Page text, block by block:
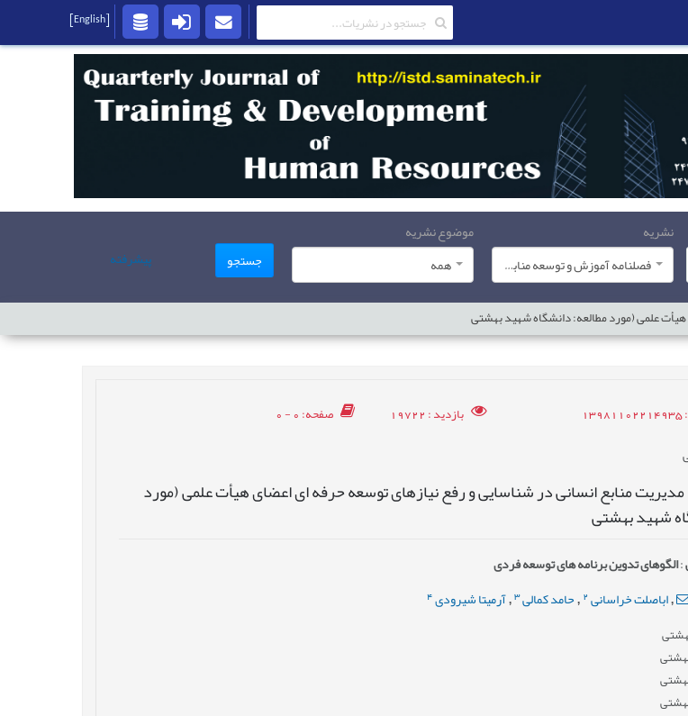
نشریه
فصلنامه آموزش و توسعه منابع انسانی
موضوع نشریه
همه
جستجو پیشرفته
علمی (مورد مطالعه: دانشگاه شهید بهشتی
: 13981102214935 بازدید: 19722 صفحه: 0 - 0
منابع انسانی در شناسایی و رفع نیازهای توسعه حرفه ای اعضای هیأت علمی (مورد
شهید بهشتی
:الگوهای تدوین برنامه های توسعه فردی
,اباصلت خراسانی2
,حامد کمالی3
,آرمیتا شیرودی4
[English]